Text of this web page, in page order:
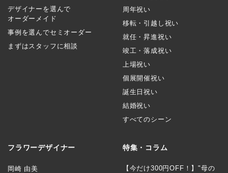
デザイナーを選んで
オーダーメイド
事例を選んでセミオーダー
まずはスタッフに相談
周年祝い
移転・引越し祝い
就任・昇進祝い
竣工・落成祝い
上場祝い
個展開催祝い
誕生日祝い
結婚祝い
すべてのシーン
フラワーデザイナー
岡崎 由美
特集・コラム
【今だけ300円OFF！】"母の